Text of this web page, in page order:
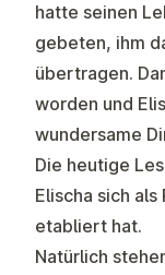
hatte seinen
gebeten, ihm
übertragen.
worden und
wundersame
Die heutige
Elischa sich
etabliert hat.
Natürlich